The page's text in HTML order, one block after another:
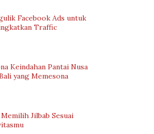
Facebook Ads untuk
Traffic
Keindahan Pantai Nusa
yang Memesona
Jilbab Sesuai